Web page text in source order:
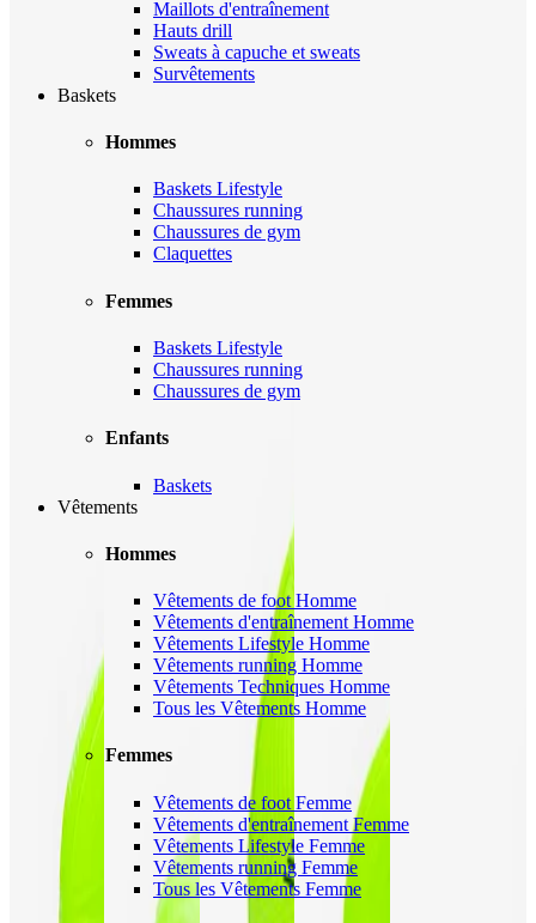
Maillots d'entraînement
Hauts drill
Sweats à capuche et sweats
Survêtements
Baskets
Hommes
Baskets Lifestyle
Chaussures running
Chaussures de gym
Claquettes
Femmes
Baskets Lifestyle
Chaussures running
Chaussures de gym
Enfants
Baskets
Vêtements
Hommes
Vêtements de foot Homme
Vêtements d'entraînement Homme
Vêtements Lifestyle Homme
Vêtements running Homme
Vêtements Techniques Homme
Tous les Vêtements Homme
Femmes
Vêtements de foot Femme
Vêtements d'entraînement Femme
Vêtements Lifestyle Femme
Vêtements running Femme
Tous les Vêtements Femme